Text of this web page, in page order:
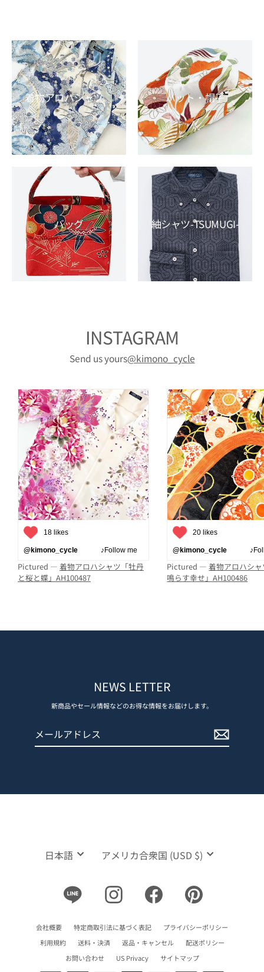
着物アロハシャツ ハット・帽子
バッグ 紬シャツ-TSUMUGI-
INSTAGRAM
Send us yours@kimono_cycle
18 likes
@kimono_cycle ♪Follow me
Pictured — 着物アロハシャツ「牡丹
と桜と蝶」AH100487
20 likes
@kimono_cycle
Pictured —着物アロハシ
鳴らす幸せ」AH100486
NEWS LETTER
新商品やセール情報などのお得な情報をお届けします。
言
日本語
通
アメリカ合衆国 (USD $)
Instagram Facebook
会社概要 特定商取引法に基づく表記
プライバシーポリシー
利用規約
送料・決済 返品・キャンセル
配送ポリシー
お問い合わせ
US Privacy サイトマップ